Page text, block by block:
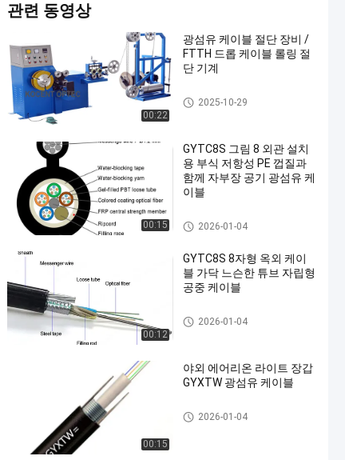
관련 동영상
00:22
광섬유 케이블 절단 장비 /
FTTH 드롭 케이블 롤링 절
단 기계
광섬유 연마 장비
2025-10-29
00:15
GYTC8S 그림 8 외관 설치
용 부식 저항성 PE 껍질과
함께 자부장 공기 광섬유 케
이블
광섬유 케이블
2026-01-04
00:12
GYTC8S 8자형 옥외 케이
블 가닥 느슨한 튜브 자립형
공중 케이블
광섬유 케이블
2026-01-04
00:15
야외 에어리온 라이트 장갑
GYXTW 광섬유 케이블
광섬유 케이블
2026-01-04